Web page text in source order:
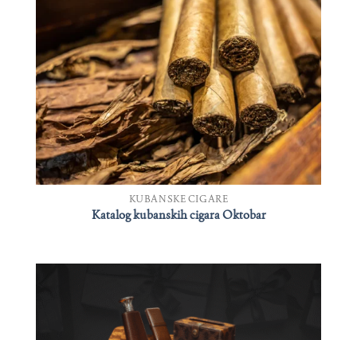
KUBANSKE CIGARE
Katalog kubanskih cigara Oktobar